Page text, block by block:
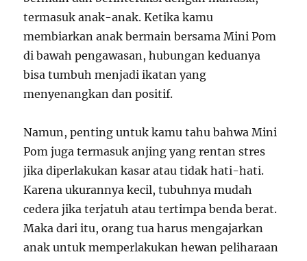
termasuk anak-anak. Ketika kamu
membiarkan anak bermain bersama Mini Pom
di bawah pengawasan, hubungan keduanya
bisa tumbuh menjadi ikatan yang
menyenangkan dan positif.
Namun, penting untuk kamu tahu bahwa Mini
Pom juga termasuk anjing yang rentan stres
jika diperlakukan kasar atau tidak hati-hati.
Karena ukurannya kecil, tubuhnya mudah
cedera jika terjatuh atau tertimpa benda berat.
Maka dari itu, orang tua harus mengajarkan
anak untuk memperlakukan hewan peliharaan